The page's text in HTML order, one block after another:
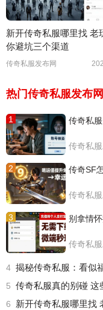
新开传奇私服哪里找 老
你避坑三个渠道
传奇私服发布网
热门传奇私服发布网
1 传奇私
传奇私
2 传奇SF
传奇私
3 别拿情
传奇私
4 揭秘传奇私服：看似
5 传奇私服真的别碰 这
6 新开传奇私服哪里找